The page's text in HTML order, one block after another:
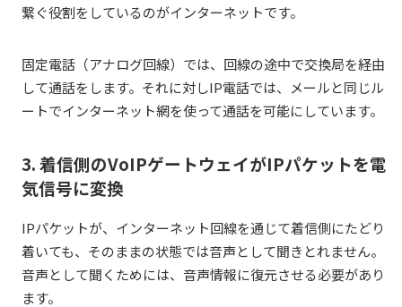
繋ぐ役割をしているのがインターネットです。
固定電話（アナログ回線）では、回線の途中で交換局を経由
して通話をします。それに対しIP電話では、メールと同じル
ートでインターネット網を使って通話を可能にしています。
3. 着信側のVoIPゲートウェイがIPパケットを電
気信号に変換
IPパケットが、インターネット回線を通じて着信側にたどり
着いても、そのままの状態では音声として聞きとれません。
音声として聞くためには、音声情報に復元させる必要があり
ます。